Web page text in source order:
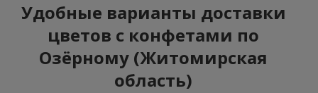
Удобные варианты доставки
цветов с конфетами по
Озёрному (Житомирская
область)